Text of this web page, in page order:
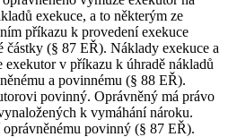
exekuce, a to některým ze
příkazu k provedení exekuce
částky (§ 87 EŘ). Náklady exekuce a
exekutor v příkazu k úhradě nákladů
a povinnému (§ 88 EŘ).
povinný. Oprávněný má právo
k vymáhání nároku.
povinný (§ 87 EŘ).